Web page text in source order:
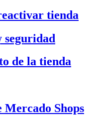
tienda
seguridad
de la tienda
Shops